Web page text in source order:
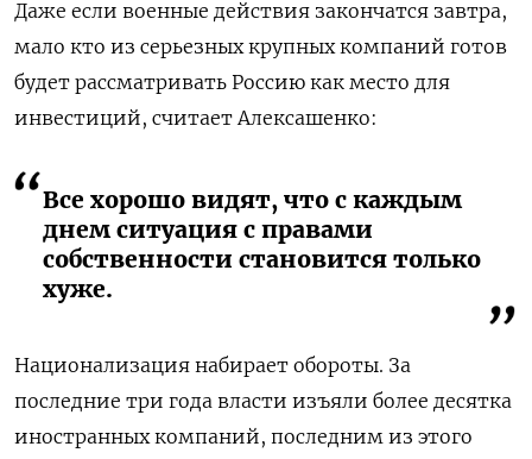
Даже если военные действия закончатся завтра,
мало кто из серьезных крупных компаний готов
будет рассматривать Россию как место для
инвестиций, считает Алексашенко:
Все хорошо видят, что с каждым
днем ситуация с правами
собственности становится только
хуже.
Национализация набирает обороты. За
последние три года власти изъяли более десятка
иностранных компаний, последним из этого